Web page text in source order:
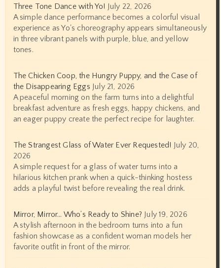
Three Tone Dance with Yo! July 22, 2026
A simple dance performance becomes a colorful visual
experience as Yo's choreography appears simultaneously
in three vibrant panels with purple, blue, and yellow
tones.
The Chicken Coop, the Hungry Puppy, and the Case of
the Disappearing Eggs July 21, 2026
A peaceful morning on the farm turns into a delightful
breakfast adventure as fresh eggs, happy chickens, and
an eager puppy create the perfect recipe for laughter.
The Strangest Glass of Water Ever Requested! July 20,
2026
A simple request for a glass of water turns into a
hilarious kitchen prank when a quick-thinking hostess
adds a playful twist before revealing the real drink.
Mirror, Mirror… Who’s Ready to Shine? July 19, 2026
A stylish afternoon in the bedroom turns into a fun
fashion showcase as a confident woman models her
favorite outfit in front of the mirror.